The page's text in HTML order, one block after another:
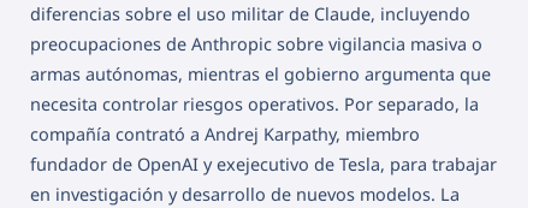
diferencias sobre el uso militar de Claude, incluyendo
preocupaciones de Anthropic sobre vigilancia masiva o
armas autónomas, mientras el gobierno argumenta que
necesita controlar riesgos operativos. Por separado, la
compañía contrató a Andrej Karpathy, miembro
fundador de OpenAI y exejecutivo de Tesla, para trabajar
en investigación y desarrollo de nuevos modelos. La